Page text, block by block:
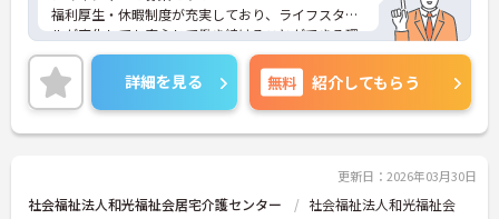
福利厚生・休暇制度が充実しており、ライフスタイ
ルが変化しても安心して働き続けることができる環
境が整っています。
ご興味のある方には、面接対策ポイントなど、さら
に詳細をご案内しますのでお気軽にご相談くださ
い！
詳細を見る 無料 紹介してもらう
更新日：2026年03月30日
社会福祉法人和光福祉会居宅介護センター 社会福祉法人和光福祉会